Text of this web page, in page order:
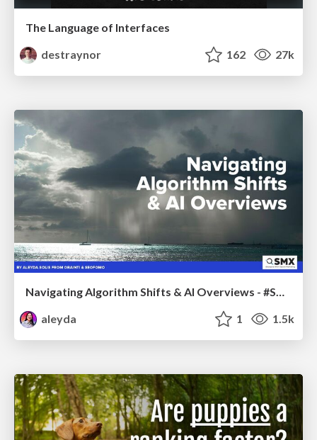
The Language of Interfaces
destraynor
162 27k
aleyda
1 1.5k